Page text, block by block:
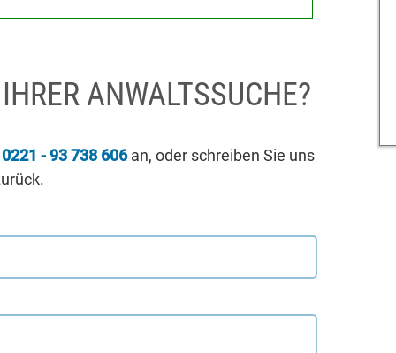
ANWALTSSUCHE?
0221 - 93 738 606an, oder schreiben Sie uns